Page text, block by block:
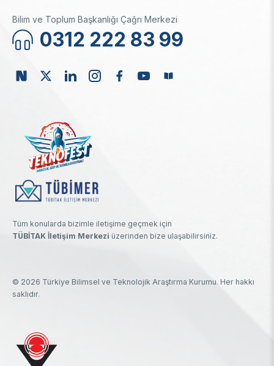
Bilim ve Toplum Başkanlığı Çağrı Merkezi
0312 222 83 99
Tüm konularda bizimle iletişime geçmek için
TÜBİTAK İletişim Merkezi üzerinden bize ulaşabilirsiniz.
© 2026 Türkiye Bilimsel ve Teknolojik Araştırma Kurumu. Her hakkı
saklıdır.